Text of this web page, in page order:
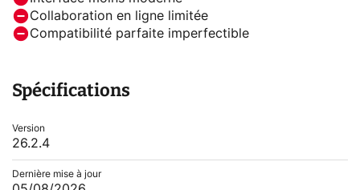
Collaboration en ligne limitée
Compatibilité parfaite imperfectible
Spécifications
Version
26.2.4
Dernière mise à jour